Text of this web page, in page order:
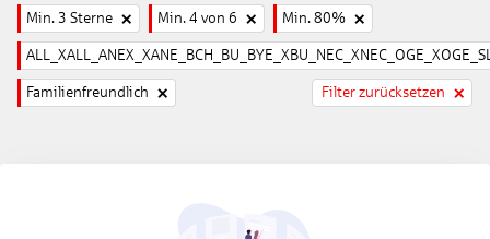
Min. 3 Sterne Min. 4 von 6 Min. 80%
Familienfreundlich Filter zurücksetzen